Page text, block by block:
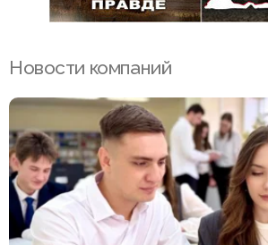
Новости компаний